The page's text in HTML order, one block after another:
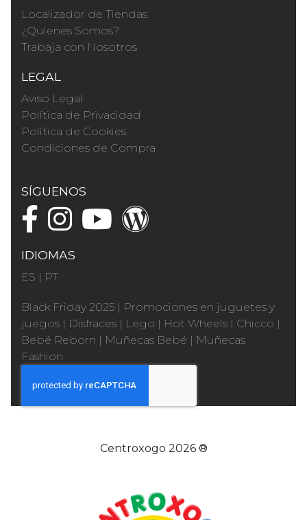
Localizador de Tiendas
¿Quienes Somos?
Trabaja con Nosotros
LEGAL
Aviso Legal
Política de Privacidad
Política de Cookies
Condiciones de Compra
SÍGUENOS
IDIOMAS
ES | PT
Black Friday 2025 | Promociones en juguetes y
juegos | Disfraces | Lego | Hot Wheels | Chicco |
Bebé Reborn | Muñecas Bebé | Muñecas
Fashion
Centroxogo 2026 ®